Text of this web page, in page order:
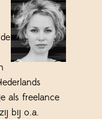
als freelance
bij o.a.